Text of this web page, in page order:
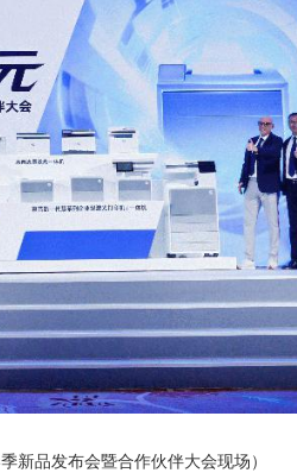
新品发布会暨合作伙伴大会现场）